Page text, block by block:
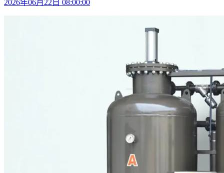
2026年06月22日 08:00:00